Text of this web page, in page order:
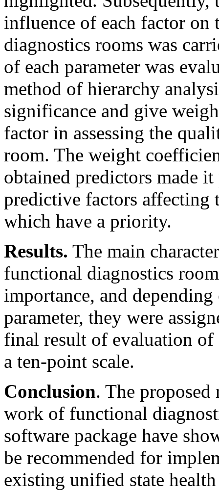
influence of each factor
diagnostics rooms was
of each parameter was
method of hierarchy
significance and give
factor in assessing the
room. The weight
obtained predictors made
predictive factors
which have a priority.
Results. The main
functional diagnostics
importance, and
parameter, they were
final result of evaluation
a ten-point scale.
Conclusion. The proposed
work of functional
software package have
be recommended for
existing unified state